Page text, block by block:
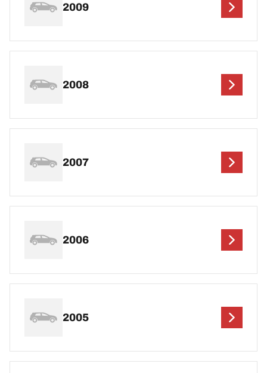
2009
2008
2007
2006
2005